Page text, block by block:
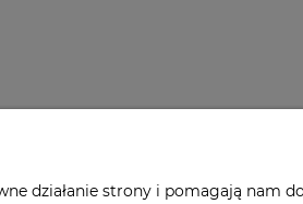
działanie strony i pomagają nam